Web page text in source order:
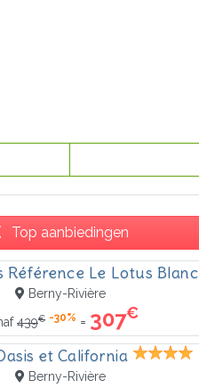
Top aanbiedingen
Référence Le Lotus Blanc
Berny-Rivière
439€ -30% = 307€
et California
Berny-Rivière